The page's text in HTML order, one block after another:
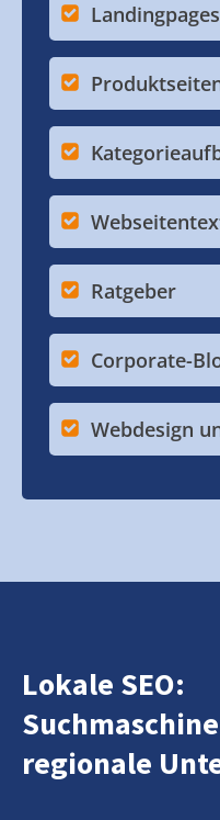
Landingpages
Ratgeber
Corporate-
Webdesign
Lokale SEO:
regionale